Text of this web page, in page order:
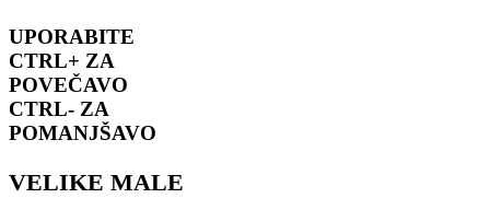
UPORABITE
CTRL+ ZA
POVEČAVO
CTRL- ZA
POMANJŠAVO
VELIKE MALE